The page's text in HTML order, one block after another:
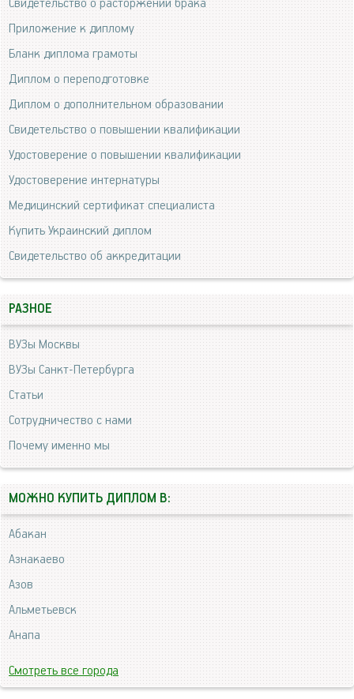
Свидетельство о расторжении брака
Приложение к диплому
Бланк диплома грамоты
Диплом о переподготовке
Диплом о дополнительном образовании
Свидетельство о повышении квалификации
Удостоверение о повышении квалификации
Удостоверение интернатуры
Медицинский сертификат специалиста
Купить Украинский диплом
Свидетельство об аккредитации
РАЗНОЕ
ВУЗы Москвы
ВУЗы Санкт-Петербурга
Статьи
Сотрудничество с нами
Почему именно мы
МОЖНО КУПИТЬ ДИПЛОМ В:
Абакан
Азнакаево
Азов
Альметьевск
Анапа
Смотреть все города